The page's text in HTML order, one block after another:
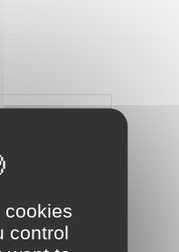
cookies
control
Je crée mon compte